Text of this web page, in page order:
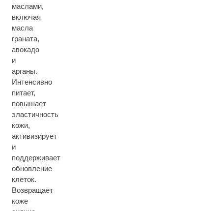
маслами,
включая
масла
граната,
авокадо
и
арганы.
Интенсивно
питает,
повышает
эластичность
кожи,
активизирует
и
поддерживает
обновление
клеток.
Возвращает
коже